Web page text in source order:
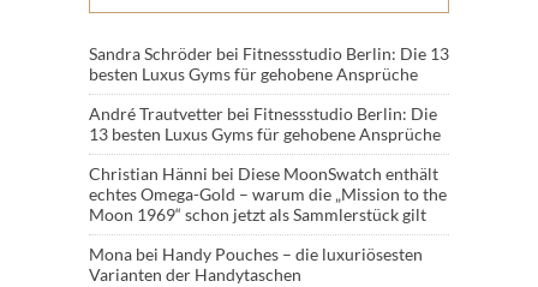
Sandra Schröder bei Fitnessstudio Berlin: Die 13
besten Luxus Gyms für gehobene Ansprüche
André Trautvetter bei Fitnessstudio Berlin: Die
13 besten Luxus Gyms für gehobene Ansprüche
Christian Hänni bei Diese MoonSwatch enthält
echtes Omega-Gold – warum die „Mission to the
Moon 1969“ schon jetzt als Sammlerstück gilt
Mona bei Handy Pouches – die luxuriösesten
Varianten der Handytaschen